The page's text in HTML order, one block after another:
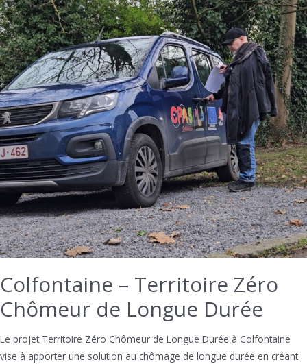
Colfontaine – Territoire Zéro
Chômeur de Longue Durée
Le projet Territoire Zéro Chômeur de Longue Durée à Colfontaine
vise à apporter une solution au chômage de longue durée en créant